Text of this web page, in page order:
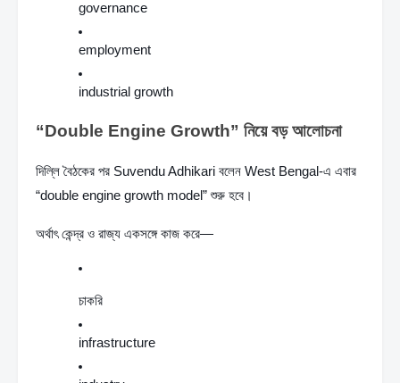
governance
employment
industrial growth
“Double Engine Growth” নিয়ে বড় আলোচনা
দিল্লি বৈঠকের পর Suvendu Adhikari বলেন West Bengal-এ এবার
“double engine growth model” শুরু হবে।
অর্থাৎ কেন্দ্র ও রাজ্য একসঙ্গে কাজ করে—
চাকরি
infrastructure